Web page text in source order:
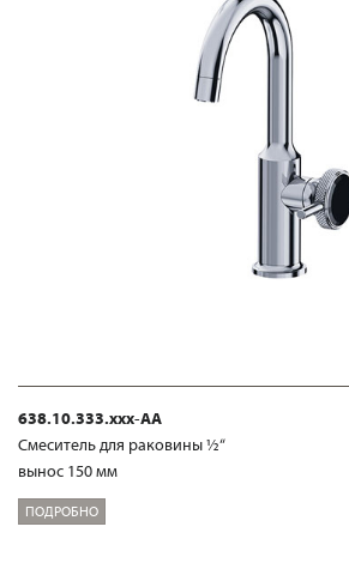
638.10.333.xxx-AA
Смеситель для раковины ½“
вынос 150 мм
ПОДРОБНО